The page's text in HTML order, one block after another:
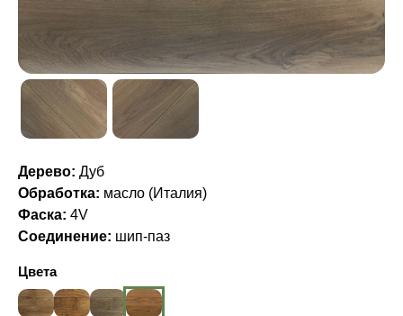
Дерево: Дуб
Обработка: масло (Италия)
Фаска: 4V
Соединение: шип-паз
Цвета